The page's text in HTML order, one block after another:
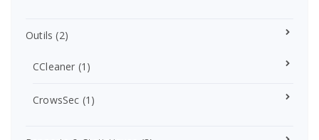
Outils (2)
CCleaner (1)
CrowsSec (1)